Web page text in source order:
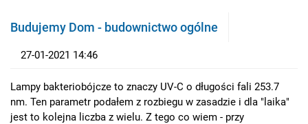
Budujemy Dom - budownictwo ogólne
27-01-2021 14:46
Lampy bakteriobójcze to znaczy UV-C o długości fali 253.7
nm. Ten parametr podałem z rozbiegu w zasadzie i dla "laika"
jest to kolejna liczba z wielu. Z tego co wiem - przy